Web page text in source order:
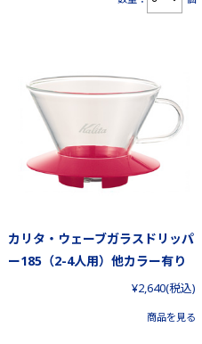
カリタ・ウェーブガラスドリッパ
ー185（2-4人用）他カラー有り
¥2,640(税込)
商品を見る